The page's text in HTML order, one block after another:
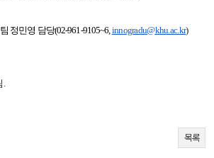
정민영 담당(02-961-9105~6,innogradu@khu.ac.kr)
.
목록